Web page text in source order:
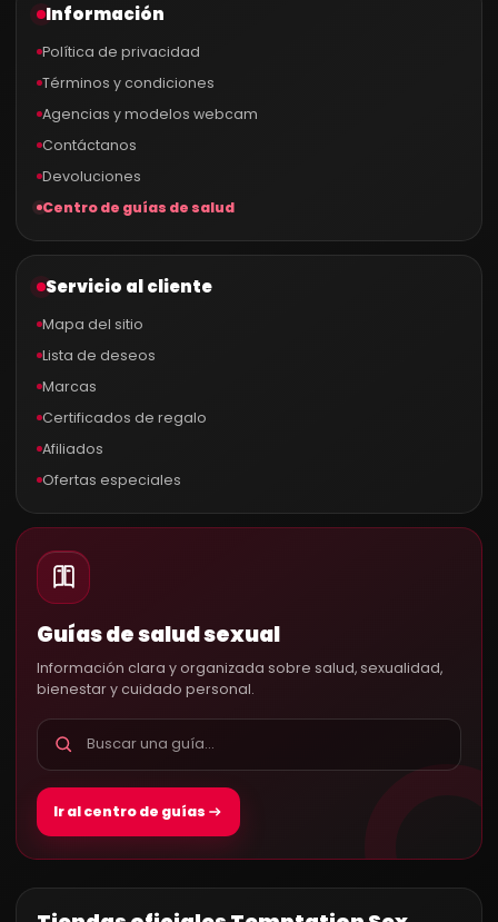
Información
Política de privacidad
Términos y condiciones
Agencias y modelos webcam
Contáctanos
Devoluciones
Centro de guías de salud
Servicio al cliente
Mapa del sitio
Lista de deseos
Marcas
Certificados de regalo
Afiliados
Ofertas especiales
Guías de salud sexual
Información clara y organizada sobre salud, sexualidad,
bienestar y cuidado personal.
Ir al centro de guías